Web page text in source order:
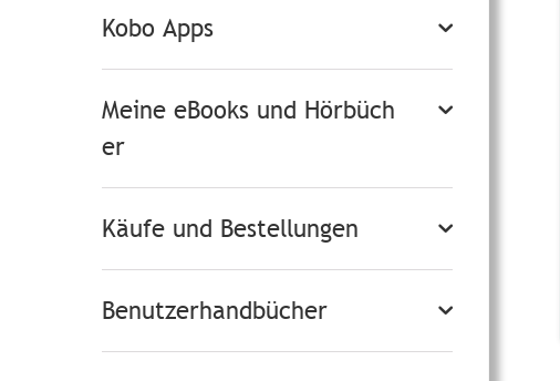
Kobo Apps
Meine eBooks und Hörbüch
er
Käufe und Bestellungen
Benutzerhandbücher